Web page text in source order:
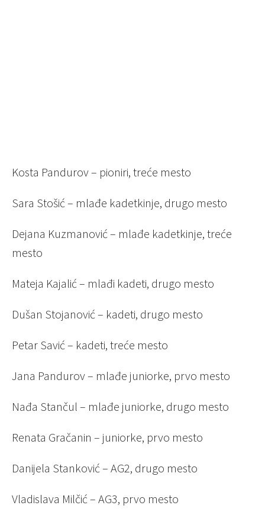
Kosta Pandurov – pioniri, treće mesto
Sara Stošić – mlađe kadetkinje, drugo mesto
Dejana Kuzmanović – mlađe kadetkinje, treće
mesto
Mateja Kajalić – mlađi kadeti, drugo mesto
Dušan Stojanović – kadeti, drugo mesto
Petar Savić – kadeti, treće mesto
Jana Pandurov – mlađe juniorke, prvo mesto
Nađa Stančul – mlađe juniorke, drugo mesto
Renata Gračanin – juniorke, prvo mesto
Danijela Stanković – AG2, drugo mesto
Vladislava Milčić – AG3, prvo mesto